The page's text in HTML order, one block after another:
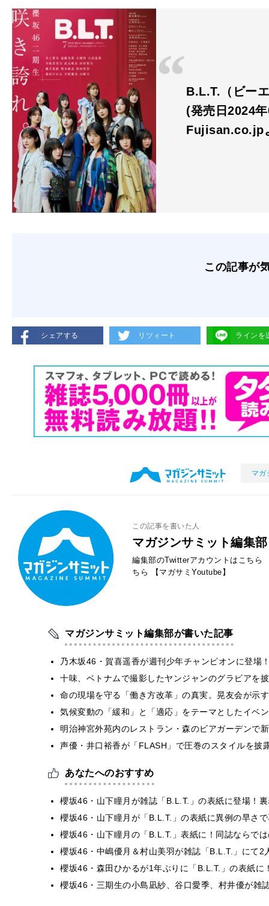
B.L.T.（ビー
(発売日2024
Fujisan.co.jp
この記事が
シェアする リツィート ラインを
マガ
この記事を書いた人
マガジンサミット編集部
編集部のTwitterアカウントはこちら
ちら
【マガサミYoutube】
マガジンサミット編集部が書いた記事
乃木坂46・賀喜遥香が週刊少年チャンピオンに登
十味、ベトナムで撮影したヤンジャンのグラビアを
命の現場を守る「働き方改革」の真実。晃友会が示
気候変動の「緩和」と「適応」をテーマとしたイベ
明治神宮外苑内のレストラン・森のビアガーデンで
声優・井口裕香が「FLASH」で圧巻のスタイルを
あなたへのおすすめ
櫻坂46・山下瞳月が雑誌「B.L.T.」の表紙に登場！
櫻坂46・山下瞳月が「B.L.T.」の表紙に異例の早さ
櫻坂46・山下瞳月の「B.L.T.」表紙に！同誌ならで
櫻坂46・中嶋優月＆村山美羽が雑誌「B.L.T.」にて2
櫻坂46・森田ひかるが1年ぶりに「B.L.T.」の表紙
櫻坂46・三期生の小島凪紗、谷口愛季、村井優が雑